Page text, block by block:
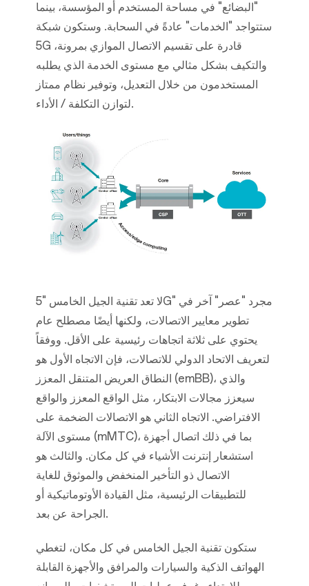
"البضائع" في مساحة المستخدم أو المؤسسة، بينما
ستتواجد "الخدمات" عادةً في السحابة. وستكون شبكة
5G قادرة على تقسيم الاتصال الموازي بمرونة،
والتكيف بشكل مثالي مع مستوى الخدمة الذي يطلبه
المستخدمون من خلال التعديل، وتوفير نظام ممتاز
لتوازن التكلفة / الأداء.
لا تعد تقنية الجيل الخامس "5G" مجرد "عصر" آخر في
تطوير معايير الاتصالات، ولكنها أيضًا مصطلح عام
يحتوي على ثلاثة اتجاهات رئيسية على الأقل. ووفقاً
لتعريف الاتحاد الدولي للاتصالات، فإن الاتجاه الأول هو
النطاق العريض المتنقل المعزز (emBB)، والذي
سيعزز مجالات الابتكار، مثل الواقع المعزز والواقع
الافتراضي. الاتجاه الثاني هو الاتصالات الضخمة على
مستوى الآلة (mMTC)، بما في ذلك اتصال أجهزة
استشعار إنترنت الأشياء في كل مكان. والثالث هو
الاتصال ذو التأخير المنخفض والموثوق للغاية
للتطبيقات الرئيسية، مثل القيادة الأوتوماتيكية أو
الجراحة عن بعد.
ستكون تقنية الجيل الخامس في كل مكان، لتغطي
الهواتف الذكية والسيارات والمرافق والأجهزة القابلة